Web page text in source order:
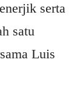
serta
satu
Luis